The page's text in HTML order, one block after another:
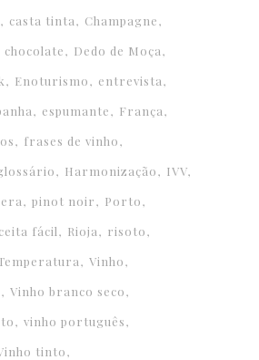
casta tinta
Champagne
chocolate
Dedo de Moça
Enoturismo
entrevista
espumante
França
frases de vinho
Harmonização
IVV
pinot noir
Porto
fácil Rioja
risoto
Vinho
Vinho branco seco
vinho português
tinto